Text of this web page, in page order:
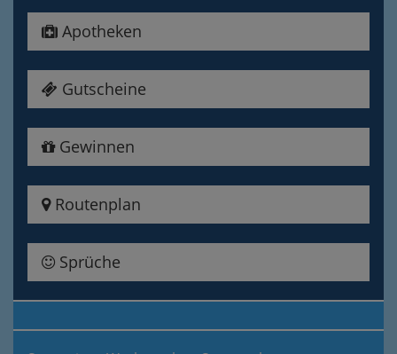
Apotheken
Gutscheine
Gewinnen
Routenplan
Sprüche